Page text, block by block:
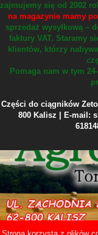
zajmujemy się od 2002
na magazynie mamy
sprzedaż wysyłkową –
faktury VAT. Staramy
klientów, którzy
Pomaga nam w tym
Części do ciągników
800 Kalisz | E-mail: